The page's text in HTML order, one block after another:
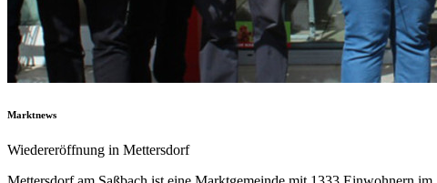
Marktnews
Wiedereröffnung in Mettersdorf